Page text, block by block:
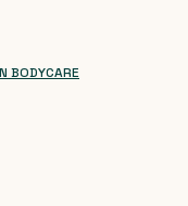
BODYCARE